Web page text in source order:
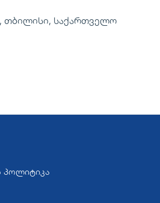
თბილისი, საქართველო
პოლიტიკა